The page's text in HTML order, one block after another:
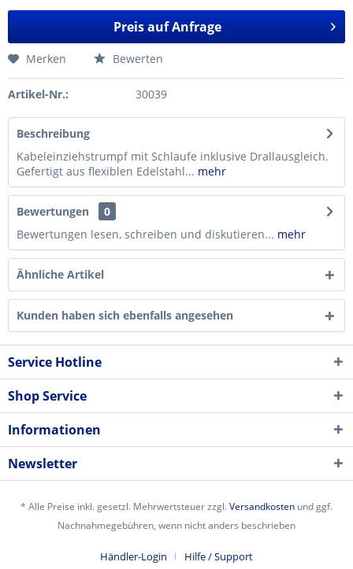
Preis auf Anfrage
Merken Bewerten
Artikel-Nr.: 30039
Beschreibung
Kabeleinziehstrumpf mit Schlaufe inklusive Drallausgleich.
Gefertigt aus flexiblen Edelstahl... mehr
Bewertungen
0
Bewertungen lesen, schreiben und diskutieren... mehr
Ähnliche Artikel
Kunden haben sich ebenfalls angesehen
Service Hotline
Shop Service
Informationen
Newsletter
* Alle Preise inkl. gesetzl. Mehrwertsteuer zzgl.Versandkosten und ggf.
Nachnahmegebühren, wenn nicht anders beschrieben
Händler-Login Hilfe / Support